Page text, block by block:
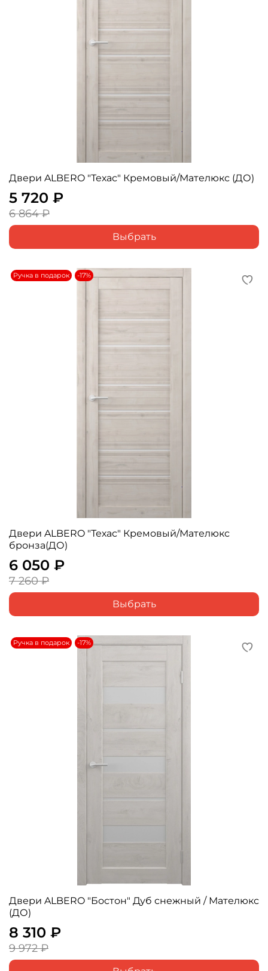
Двери ALBERO "Техас" Кремовый/Мателюкс (ДО)
5 720 ₽
6 864 ₽
Выбрать
Ручка в подарок -17%
Двери ALBERO "Техас" Кремовый/Мателюкс
бронза(ДО)
6 050 ₽
7 260 ₽
Выбрать
Ручка в подарок -17%
Двери ALBERO "Бостон" Дуб снежный / Мателюкс
(ДО)
8 310 ₽
9 972 ₽